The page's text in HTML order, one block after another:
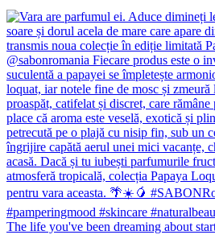
The life you've been dreaming about